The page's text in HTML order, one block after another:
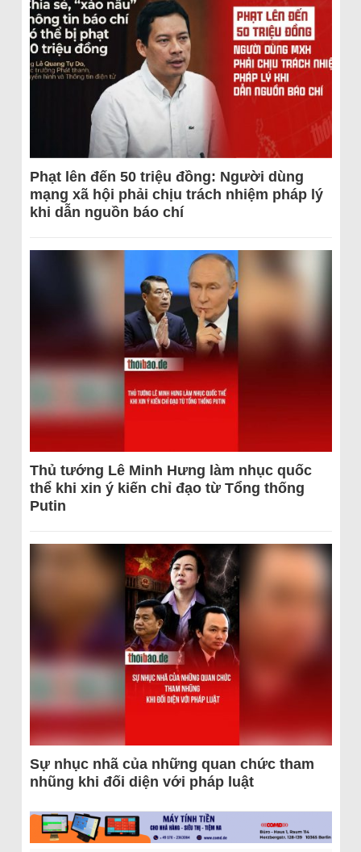
Phạt lên đến 50 triệu đồng: Người dùng
mạng xã hội phải chịu trách nhiệm pháp lý
khi dẫn nguồn báo chí
Thủ tướng Lê Minh Hưng làm nhục quốc
thể khi xin ý kiến chỉ đạo từ Tổng thống
Putin
Sự nhục nhã của những quan chức tham
nhũng khi đối diện với pháp luật